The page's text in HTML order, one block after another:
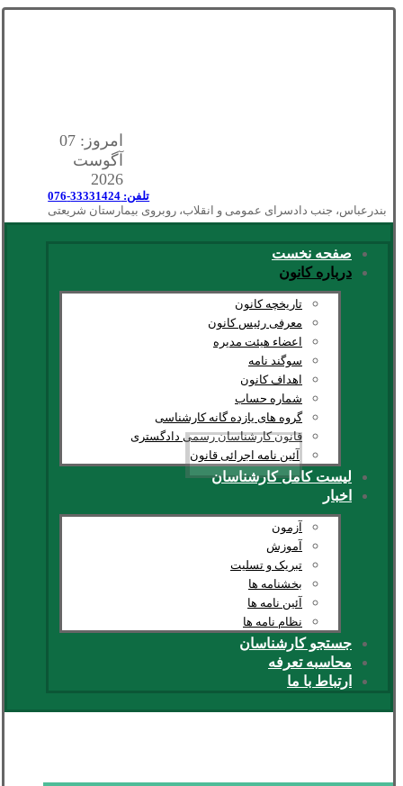
امروز: 07
آگوست
2026
تلفن: 33331424-076
بندرعباس، جنب دادسرای عمومی و انقلاب، روبروی بیمارستان شریعتی
صفحه نخست
درباره کانون
تاریخچه کانون
معرفی رئیس کانون
اعضاء هیئت مدیره
سوگند نامه
اهداف کانون
شماره حساب
گروه های یازده گانه کارشناسی
قانون کارشناسان رسمی دادگستری
آئین نامه اجرائی قانون
لیست کامل کارشناسان
اخبار
آزمون
آموزش
تبریک و تسلیت
بخشنامه ها
آئین نامه ها
نظام نامه ها
جستجو کارشناسان
محاسبه تعرفه
ارتباط با ما